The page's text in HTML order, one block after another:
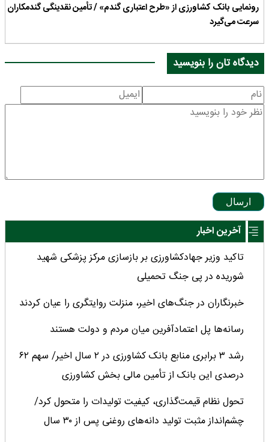
رونمایی بانک کشاورزی از «طرح اعتباری گندم» / تأمین نقدینگی گندمکاران
سرعت می‌گیرد
دیدگاه تان را بنویسید
ارسال
آخرین اخبار
تاکید وزیر جهادکشاورزی بر بازسازی مرکز پزشکی شهید
شوریده در پی جنگ تحمیلی
خبرنگاران در جنگ‌های اخیر، منزلت روایتگری را عیان کردند
رسانه‌ها پل اعتمادآفرین میان مردم و دولت هستند
رشد ۳ برابری منابع بانک کشاورزی در ۲ سال اخیر/ سهم ۶۲
درصدی این بانک از تأمین مالی بخش کشاورزی
تحول نظام قیمت‌گذاری، کیفیت تولیدات را متحول کرد/
چشم‌انداز مثبت تولید دانه‌های روغنی پس از ۳۰ سال